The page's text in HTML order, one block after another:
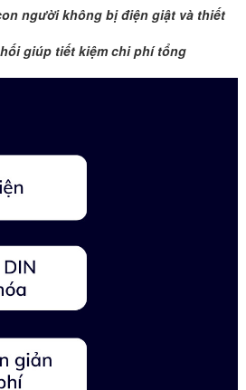
người không bị điện giật và thiết
giúp tiết kiệm chi phí tổng